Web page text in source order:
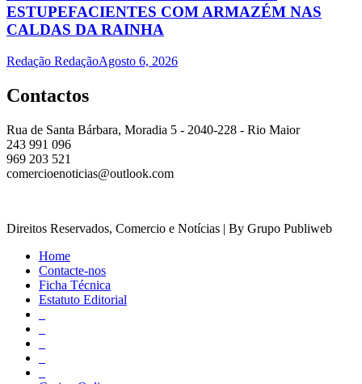
ESTUPEFACIENTES COM ARMAZÉM NAS
CALDAS DA RAINHA
Redação RedaçãoAgosto 6, 2026
Contactos
Rua de Santa Bárbara, Moradia 5 - 2040-228 - Rio Maior
243 991 096
969 203 521
comercioenoticias@outlook.com
Direitos Reservados, Comercio e Notícias | By Grupo Publiweb
Home
Contacte-nos
Ficha Técnica
Estatuto Editorial